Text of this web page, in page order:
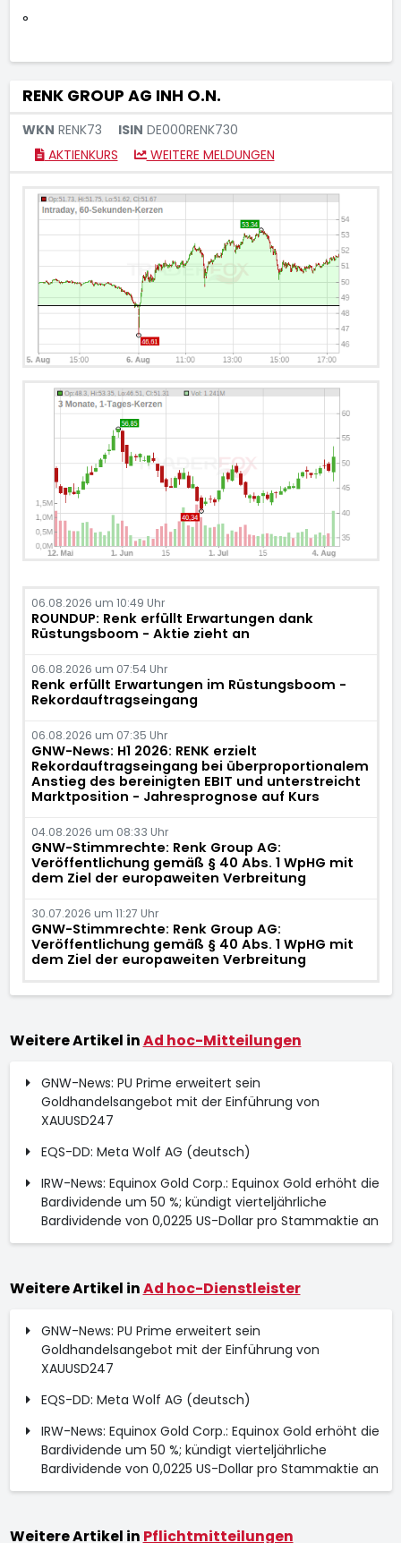
°
RENK GROUP AG INH O.N.
WKN RENK73 ISIN DE000RENK730
AKTIENKURS
WEITERE MELDUNGEN
06.08.2026 um 10:49 Uhr
ROUNDUP: Renk erfüllt Erwartungen dank
Rüstungsboom - Aktie zieht an
06.08.2026 um 07:54 Uhr
Renk erfüllt Erwartungen im Rüstungsboom -
Rekordauftragseingang
06.08.2026 um 07:35 Uhr
GNW-News: H1 2026: RENK erzielt
Rekordauftragseingang bei überproportionalem
Anstieg des bereinigten EBIT und unterstreicht
Marktposition - Jahresprognose auf Kurs
04.08.2026 um 08:33 Uhr
GNW-Stimmrechte: Renk Group AG:
Veröffentlichung gemäß § 40 Abs. 1 WpHG mit
dem Ziel der europaweiten Verbreitung
30.07.2026 um 11:27 Uhr
GNW-Stimmrechte: Renk Group AG:
Veröffentlichung gemäß § 40 Abs. 1 WpHG mit
dem Ziel der europaweiten Verbreitung
Weitere Artikel inAd hoc-Mitteilungen
GNW-News: PU Prime erweitert sein
Goldhandelsangebot mit der Einführung von
XAUUSD247
EQS-DD: Meta Wolf AG (deutsch)
IRW-News: Equinox Gold Corp.: Equinox Gold erhöht die
Bardividende um 50 %; kündigt vierteljährliche
Bardividende von 0,0225 US-Dollar pro Stammaktie an
Weitere Artikel inAd hoc-Dienstleister
GNW-News: PU Prime erweitert sein
Goldhandelsangebot mit der Einführung von
XAUUSD247
EQS-DD: Meta Wolf AG (deutsch)
IRW-News: Equinox Gold Corp.: Equinox Gold erhöht die
Bardividende um 50 %; kündigt vierteljährliche
Bardividende von 0,0225 US-Dollar pro Stammaktie an
Weitere Artikel in Pflichtmitteilungen